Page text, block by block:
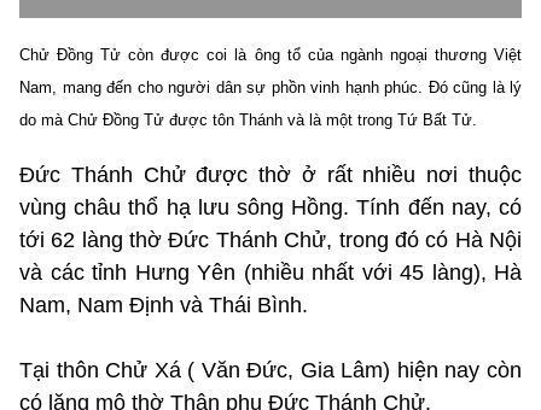
Chử Đồng Tử còn được coi là ông tổ của ngành ngoại thương Việt
Nam, mang đến cho người dân sự phồn vinh hạnh phúc. Đó cũng là lý
do mà Chử Đồng Tử được tôn Thánh và là một trong Tứ Bất Tử.
Đức Thánh Chử được thờ ở rất nhiều nơi thuộc
vùng châu thổ hạ lưu sông Hồng. Tính đến nay, có
tới 62 làng thờ Đức Thánh Chử, trong đó có Hà Nội
và các tỉnh Hưng Yên (nhiều nhất với 45 làng), Hà
Nam, Nam Định và Thái Bình.
Tại thôn Chử Xá ( Văn Đức, Gia Lâm) hiện nay còn
có lăng mộ thờ Thân phụ Đức Thánh Chử.